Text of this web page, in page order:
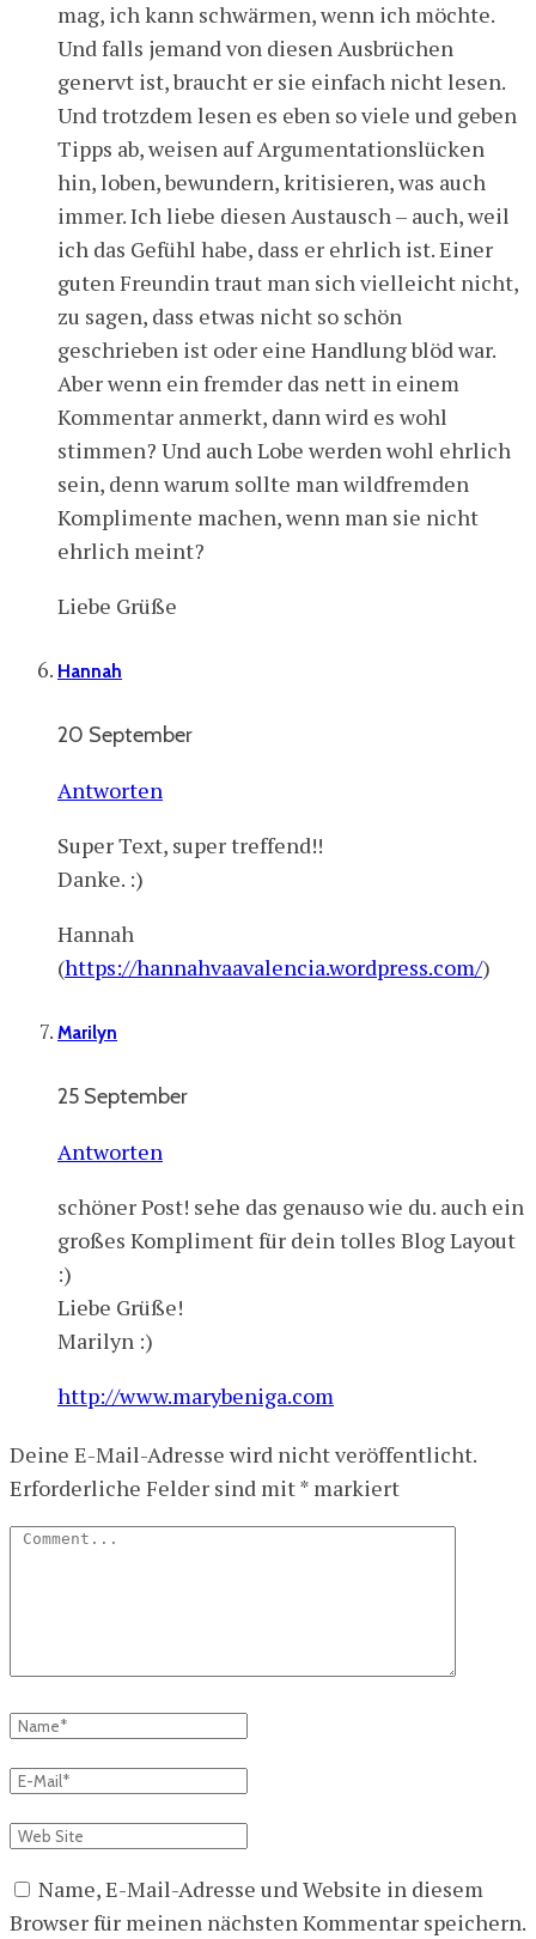
mag, ich kann schwärmen, wenn ich möchte.
Und falls jemand von diesen Ausbrüchen
genervt ist, braucht er sie einfach nicht lesen.
Und trotzdem lesen es eben so viele und geben
Tipps ab, weisen auf Argumentationslücken
hin, loben, bewundern, kritisieren, was auch
immer. Ich liebe diesen Austausch – auch, weil
ich das Gefühl habe, dass er ehrlich ist. Einer
guten Freundin traut man sich vielleicht nicht,
zu sagen, dass etwas nicht so schön
geschrieben ist oder eine Handlung blöd war.
Aber wenn ein fremder das nett in einem
Kommentar anmerkt, dann wird es wohl
stimmen? Und auch Lobe werden wohl ehrlich
sein, denn warum sollte man wildfremden
Komplimente machen, wenn man sie nicht
ehrlich meint?
Liebe Grüße
Hannah
20 September
Antworten
Super Text, super treffend!!
Danke. :)
Hannah
(https://hannahvaavalencia.wordpress.com/)
Marilyn
25 September
Antworten
schöner Post! sehe das genauso wie du. auch ein
großes Kompliment für dein tolles Blog Layout
:)
Liebe Grüße!
Marilyn :)
http://www.marybeniga.com
Deine E-Mail-Adresse wird nicht veröffentlicht.
Erforderliche Felder sind mit* markiert
Name, E-Mail-Adresse und Website in diesem
Browser für meinen nächsten Kommentar speichern.